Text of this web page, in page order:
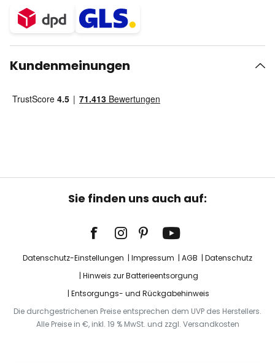
Kundenmeinungen
Sie finden uns auch auf:
Datenschutz-Einstellungen Impressum AGB
Datenschutz
Hinweis zur Batterieentsorgung
Entsorgungs- und Rückgabehinweis
Die durchgestrichenen Preise entsprechen dem UVP des Herstellers.
Alle Preise in €, inkl. 19 % MwSt. und zzgl. Versandkosten